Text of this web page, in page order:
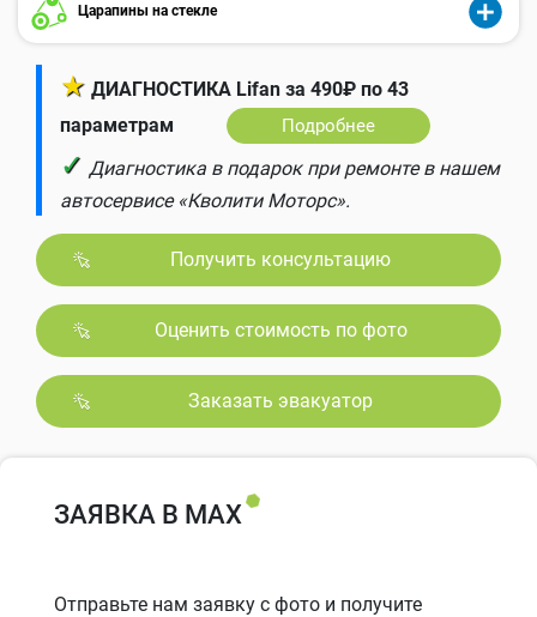
Царапины на стекле
★ ДИАГНОСТИКА Lifan за 490₽ по 43
параметрам
Подробнее
✓ Диагностика в подарок при ремонте в нашем
автосервисе «Кволити Моторс».
Получить консультацию
Оценить стоимость по фото
Заказать эвакуатор
ЗАЯВКА В MAX
Отправьте нам заявку с фото и получите